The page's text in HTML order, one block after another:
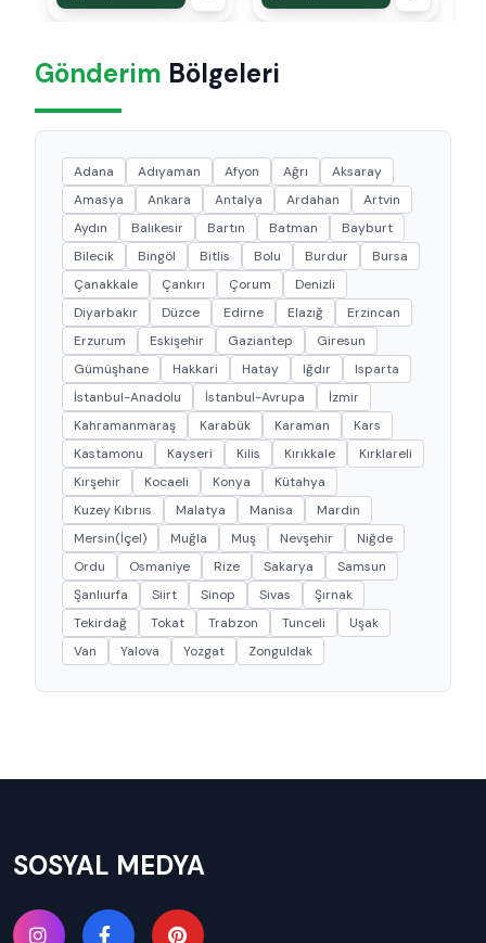
Gönderim Bölgeleri
Adana Adıyaman Afyon Ağrı
Aksaray
Amasya
Ankara Antalya Ardahan
Artvin
Aydın
Balıkesir Bartın Batman
Bayburt
Bilecik
Bingöl Bitlis Bolu Burdur
Bursa
Çanakkale
Çankırı Çorum
Denizli
Diyarbakır
Düzce Edirne Elazığ
Erzincan
Erzurum
Eskişehir Gaziantep
Giresun
Gümüşhane
Hakkari Hatay Iğdır
Isparta
İstanbul-Anadolu
İstanbul-Avrupa
İzmir
Kahramanmaraş
Karabük Karaman
Kars
Kastamonu
Kayseri Kilis Kırıkkale
Kırklareli
Kırşehir
Kocaeli Konya
Kütahya
Kuzey Kıbrııs
Malatya Manisa
Mardin
Mersin(İçel)
Muğla Muş Nevşehir
Niğde
Ordu
Osmaniye Rize Sakarya
Samsun
Şanlıurfa
Siirt Sinop Sivas
Şırnak
Tekirdağ
Tokat Trabzon Tunceli
Uşak
Van
Yalova Yozgat Zonguldak
SOSYAL MEDYA